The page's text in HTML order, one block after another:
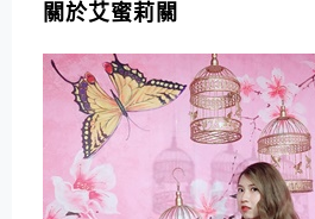
關於艾蜜莉關